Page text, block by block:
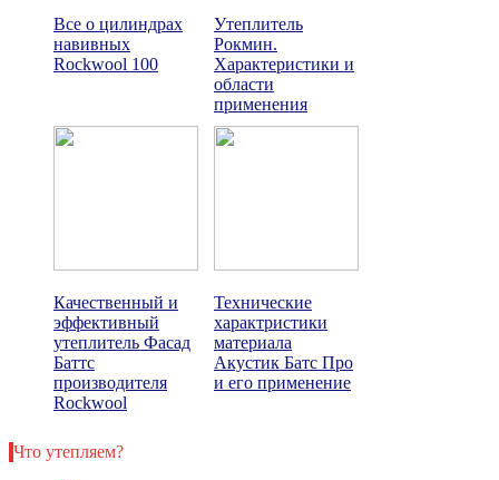
Все о цилиндрах
навивных
Rockwool 100
Утеплитель
Рокмин.
Характеристики и
области
применения
Качественный и
эффективный
утеплитель Фасад
Баттс
производителя
Rockwool
Технические
характристики
материала
Акустик Батс Про
и его применение
Что утепляем?